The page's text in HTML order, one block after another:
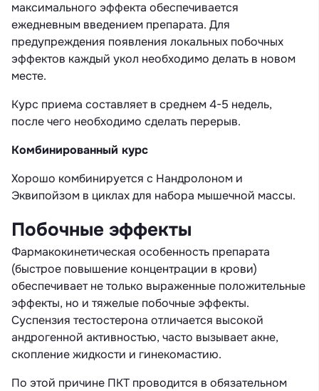
максимального эффекта обеспечивается
ежедневным введением препарата. Для
предупреждения появления локальных побочных
эффектов каждый укол необходимо делать в новом
месте.
Курс приема составляет в среднем 4-5 недель,
после чего необходимо сделать перерыв.
Комбинированный курс
Хорошо комбинируется с Нандролоном и
Эквипойзом в циклах для набора мышечной массы.
Побочные эффекты
Фармакокинетическая особенность препарата
(быстрое повышение концентрации в крови)
обеспечивает не только выраженные положительные
эффекты, но и тяжелые побочные эффекты.
Суспензия тестостерона отличается высокой
андрогенной активностью, часто вызывает акне,
скопление жидкости и гинекомастию.
По этой причине ПКТ проводится в обязательном